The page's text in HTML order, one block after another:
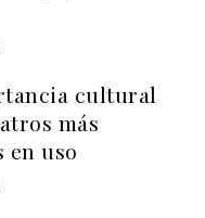
cultural
más
en uso